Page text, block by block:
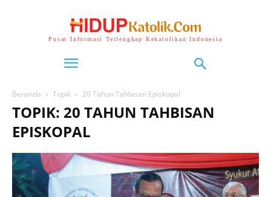
Pusat Informasi Terlengkap Kekatolikan Indonesia
Beranda Topik 20 Tahun Tahbisan Episkopal
TOPIK: 20 TAHUN TAHBISAN
EPISKOPAL